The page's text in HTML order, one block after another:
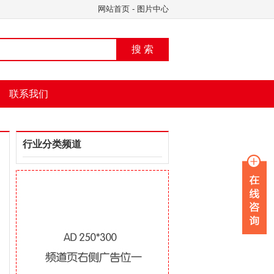
网站首页 - 图片中心
搜 索
联系我们
行业分类频道